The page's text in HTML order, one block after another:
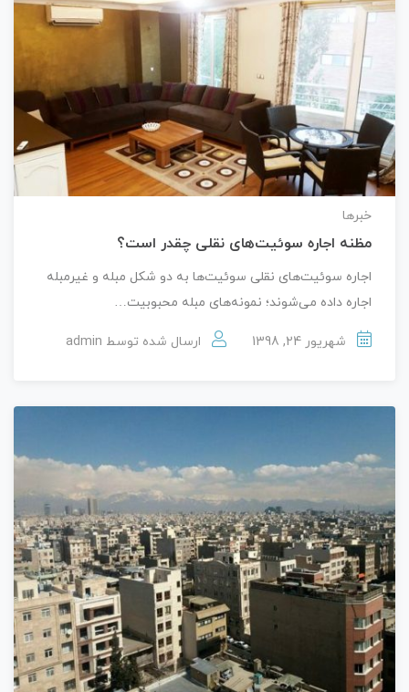
خبرها
مظنه اجاره سوئیت‌های نقلی چقدر است؟
اجاره سوئیت‌های نقلی سوئیت‌ها به دو شکل مبله و غیرمبله
اجاره داده می‌شوند؛ نمونه‌های مبله محبوبیت…
شهریور 24, 1398 ارسال شده توسط admin